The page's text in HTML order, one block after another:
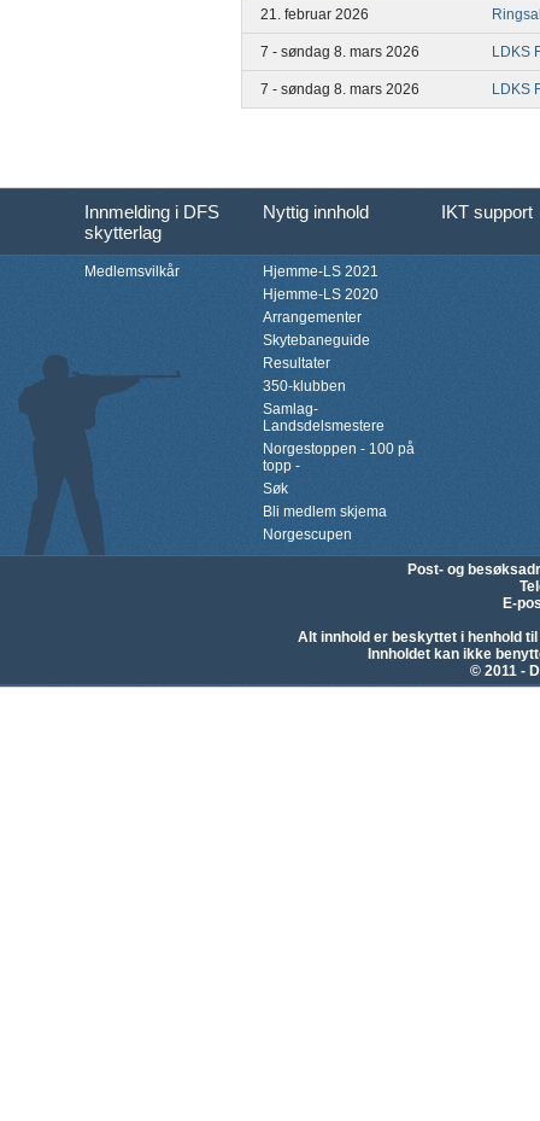
21. februar 2026
7 - søndag 8. mars 2026 LDKS
7 - søndag 8. mars 2026 LDKS
Innmelding i DFS
skytterlag
Nyttig innhold IKT support
Medlemsvilkår
Hjemme-LS 2021
Hjemme-LS 2020
Arrangementer
Skytebaneguide
Resultater
350-klubben
Samlag-
Landsdelsmestere
Norgestoppen - 100 på
topp -
Søk
Bli medlem skjema
Norgescupen
Post- og
E-
Alt innhold er beskyttet i henhold
Innholdet kan ikke
© 2011 -